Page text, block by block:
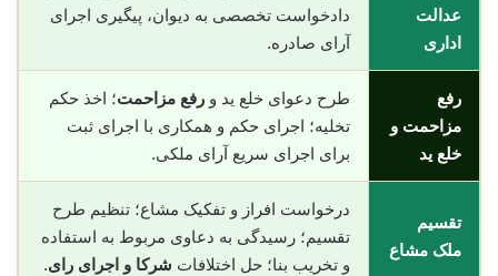
عدالت
اداری
دادخواست تخصصی به دیوان، پیگیری اجرای
آرای صادره.
رفع
مزاحمت و
خلع ید
طرح دعوای خلع ید و رفع مزاحمت؛ اخذ حکم
تخلیه؛ اجرای حکم و همکاری با اجرای ثبت
برای اجرای سریع آرای ملکی.
تقسیم
ملک مشاع
درخواست افراز و تفکیک مشاع؛ تنظیم طرح
تقسیم؛ رسیدگی به دعاوی مربوط به استفاده
و تخریب بنا؛ حل اختلافات شرکا و اجرای رای.